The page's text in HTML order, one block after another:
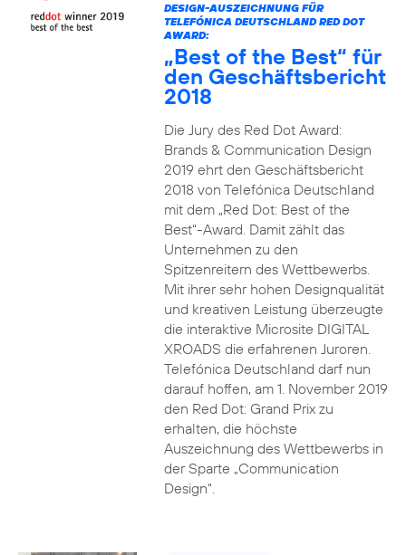
DESIGN-AUSZEICHNUNG FÜR
TELEFÓNICA DEUTSCHLAND RED DOT
AWARD:
„Best of the Best“ für
den Geschäftsbericht
2018
Die Jury des Red Dot Award:
Brands & Communication Design
2019 ehrt den Geschäftsbericht
2018 von Telefónica Deutschland
mit dem „Red Dot: Best of the
Best“-Award. Damit zählt das
Unternehmen zu den
Spitzenreitern des Wettbewerbs.
Mit ihrer sehr hohen Designqualität
und kreativen Leistung überzeugte
die interaktive Microsite DIGITAL
XROADS die erfahrenen Juroren.
Telefónica Deutschland darf nun
darauf hoffen, am 1. November 2019
den Red Dot: Grand Prix zu
erhalten, die höchste
Auszeichnung des Wettbewerbs in
der Sparte „Communication
Design“.